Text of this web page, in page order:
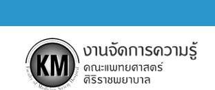
to
content